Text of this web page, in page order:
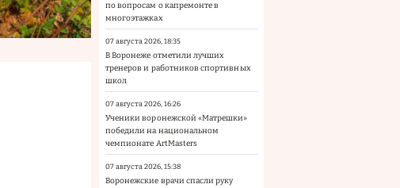
по вопросам о капремонте в
многоэтажках
07 августа 2026, 18:35
В Воронеже отметили лучших
тренеров и работников спортивных
школ
07 августа 2026, 16:26
Ученики воронежской «Матрешки»
победили на национальном
чемпионате ArtMasters
07 августа 2026, 15:38
Воронежские врачи спасли руку